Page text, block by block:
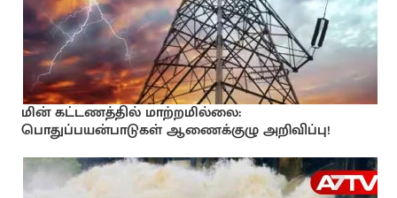
மின் கட்டணத்தில் மாற்றமில்லை:
பொதுப்பயன்பாடுகள் ஆணைக்குழு அறிவிப்பு!